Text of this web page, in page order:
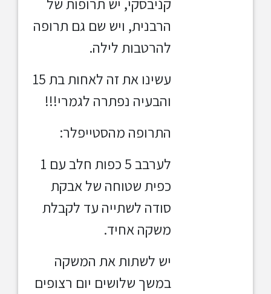
הרבנית, ויש שם גם תרופה
להרטבות לילה.
עשינו את זה לאחות בת15
והבעיה נפתרה לגמרי!!!
התרופה מהסטייפלר:
לערבב 5 כפות חלב עם 1
כפיתשטוחה של אבקת
סודה לשתייה עד לקבלת
משקה אחיד.
יש לשתותאת המשקה
במשך שלושים יום רצופים